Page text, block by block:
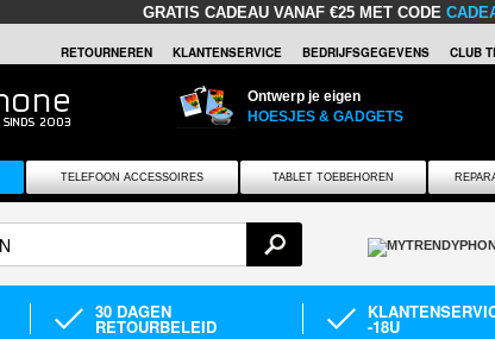
GRATIS CADEAU VANAF €25 MET CODE
RETOURNEREN KLANTENSERVICE BEDRIJFSGEGEVENS CLUB
Ontwerp je eigen
HOESJES & GADGETS
TELEFOON ACCESSOIRES TABLET TOEBEHOREN
30 DAGEN
RETOURBELEID -18U